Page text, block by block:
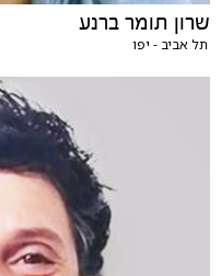
שרון תומר ברנע
תל אביב - יפו